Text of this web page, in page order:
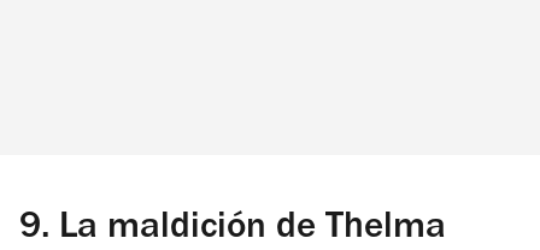
9. La maldición de Thelma